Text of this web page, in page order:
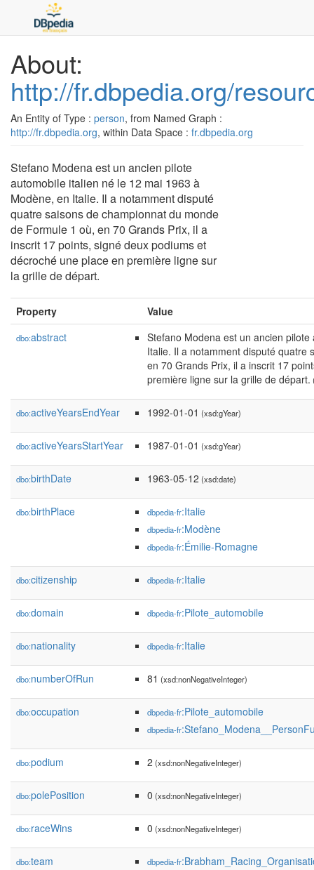
About:
http://fr.dbpedia.org/
An Entity of Type : person, from Named Graph :
http://fr.dbpedia.org, within Data Space : fr.dbpedia.org
Stefano Modena est un ancien pilote
automobile italien né le 12 mai 1963 à
Modène, en Italie. Il a notamment disputé
quatre saisons de championnat du monde
de Formule 1 où, en 70 Grands Prix, il a
inscrit 17 points, signé deux podiums et
décroché une place en première ligne sur
la grille de départ.
Property Value
dbo:abstract
Stefano Modena est un ancien
Italie. Il a notamment disputé quatre
en 70 Grands Prix, il a inscrit 17
première ligne sur la grille de départ.
dbo:activeYearsEndYear 1992-01-01 (xsd:gYear)
dbo:activeYearsStartYear 1987-01-01 (xsd:gYear)
dbo:birthDate 1963-05-12 (xsd:date)
dbo:birthPlace dbpedia-fr:Italie
dbpedia-fr:Modène
dbpedia-fr:Émilie-Romagne
dbo:citizenship dbpedia-fr:Italie
dbo:domain dbpedia-fr:Pilote_automobile
dbo:nationality dbpedia-fr:Italie
dbo:numberOfRun 81 (xsd:nonNegativeInteger)
dbo:occupation dbpedia-fr:Pilote_automobile
dbpedia-fr
dbo:podium 2 (xsd:nonNegativeInteger)
dbo:polePosition 0 (xsd:nonNegativeInteger)
dbo:raceWins 0 (xsd:nonNegativeInteger)
dbo:team dbpedia-fr